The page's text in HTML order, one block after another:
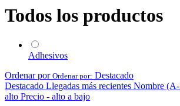
Todos los productos
Adhesivos
Ordenar por Ordenar por: Destacado
Destacado Llegadas más recientes Nombre
alto Precio - alto a bajo